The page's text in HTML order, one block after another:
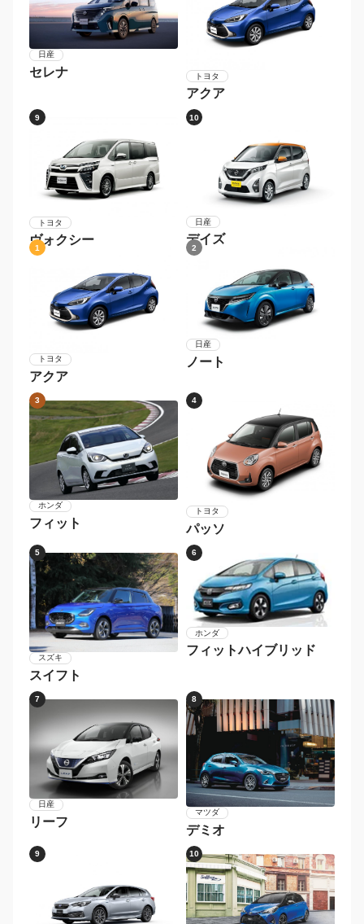
日産
セレナ トヨタ
アクア
9
トヨタ
ヴォクシー
10
日産
デイズ
1
トヨタ
アクア
2
日産
ノート
3
ホンダ
フィット
4
トヨタ
パッソ
5
スズキ
スイフト
6
ホンダ
フィットハイブリッド
7
日産
リーフ
8
マツダ
デミオ
9 10